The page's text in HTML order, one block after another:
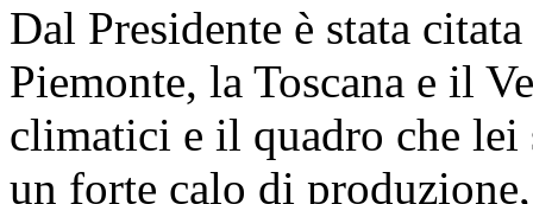
Dal Presidente è stata
Piemonte, la Toscana e il
climatici e il quadro che lei
un forte calo di